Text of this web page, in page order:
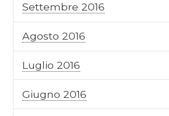
Settembre 2016
Agosto 2016
Luglio 2016
Giugno 2016